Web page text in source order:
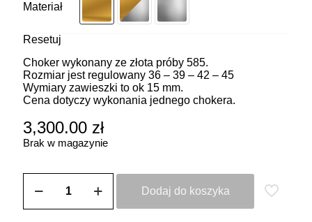
Materiał
Resetuj
Choker wykonany ze złota próby 585.
Rozmiar jest regulowany 36 – 39 – 42 – 45
Wymiary zawieszki to ok 15 mm.
Cena dotyczy wykonania jednego chokera.
3,300.00 zł
Brak w magazynie
ZOZO
Dodaj do koszyka